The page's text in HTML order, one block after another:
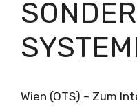
Wien (OTS) – Zum